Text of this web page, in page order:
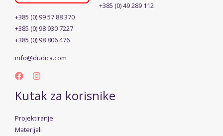
+385 (0) 49 289 112
+385 (0) 99 57 88 370
+385 (0) 98 930 7227
+385 (0) 98 806 476
info@dudica.com
Kutak za korisnike
Projektiranje
Materijali